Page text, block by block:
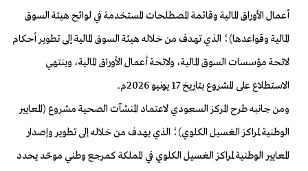
أعمال الأوراق المالية وقائمة المصطلحات المستخدمة في لوائح هيئة السوق
المالية وقواعدها)؛ الذي تهدف من خلاله هيئة السوق المالية إلى تطوير أحكام
لائحة مؤسسات السوق المالية، ولائحة أعمال الأوراق المالية، وينتهي
الاستطلاع على المشروع بتاريخ 17 يونيو 2026م.
ومن جانبه طرح المركز السعودي لاعتماد المنشآت الصحية مشروع (المعايير
الوطنية لمراكز الغسيل الكلوي)؛ الذي يهدف من خلاله إلى تطوير وإصدار
المعايير الوطنية لمراكز الغسيل الكلوي في المملكة كمرجع وطني موحّد يحدد